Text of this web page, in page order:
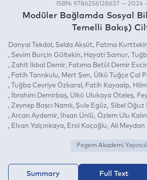
ISBN: 9786256128637 — 2024
Modüler Bağlamda Sosyal
Temelli Bakış)
Danyal Tekdal Selda Aksüt
Fatma
Sevim Burçin Gültekin
Hayati Samur
Zahit İkbal Demir
Fatıma Betül Demir
Fatih Tanrıkulu
Mert Şen Ülkü Tuğçe Çal
Tuğba Cevriye Özkaral
Fatih Kayaalp
İbrahim Demirbaş Ülkü Ulukaya Öteleş
Zeynep Başcı Namlı
Şule Egüz Sibel Oğuz
Arcan Aydemir
İhsan Ünlü Özlem Ulu Kalın
Elvan Yalçınkaya
Erol Koçoğlu Ali Meydan
Pegem Akademi
Summary Full Text